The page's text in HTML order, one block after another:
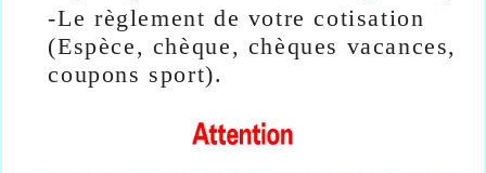
-Le règlement de votre cotisation
(Espèce, chèque, chèques vacances,
coupons sport).